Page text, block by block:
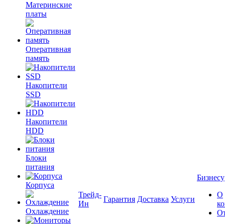
Материнские
платы
Оперативная
память
Накопители
SSD
Накопители
HDD
Блоки
питания
Корпуса
Охлаждение
Трейд-
Ин
Гарантия Доставка Услуги
Бизнесу
О